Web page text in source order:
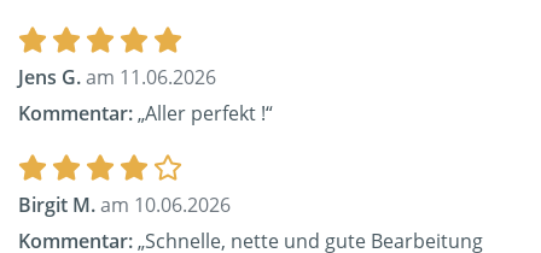
Jens G.am 11.06.2026
Kommentar:„Aller perfekt !“
Birgit M.am 10.06.2026
Kommentar:„Schnelle, nette und gute Bearbeitung